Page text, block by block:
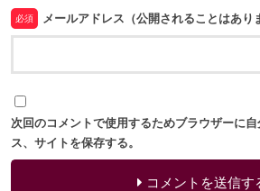
必須 メールアドレス（公開されることはあり
次回のコメントで使用するためブラウザーに
ス、サイトを保存する。
コメントを送信す